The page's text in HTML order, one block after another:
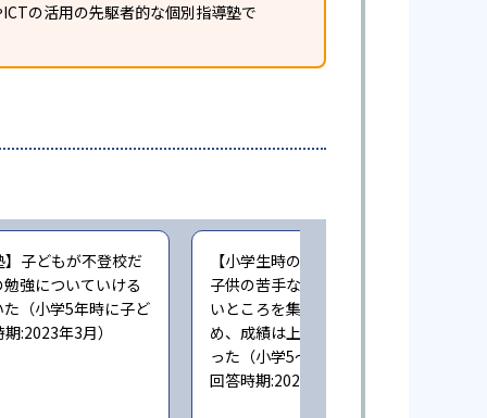
の活用の先駆者的な個別指導塾で
】子どもが不登校だ
強についていける
（小学5年時に子ど
:2023年3月）
【小学生時の通塾】個別指導なので、
子供の苦手なところ、理解できていな
いところを集中して教えてもらえたた
め、成績は上がったが料金はやや高か
った（小学5〜6年時に子どもが通塾。
回答時期:2023年3月）